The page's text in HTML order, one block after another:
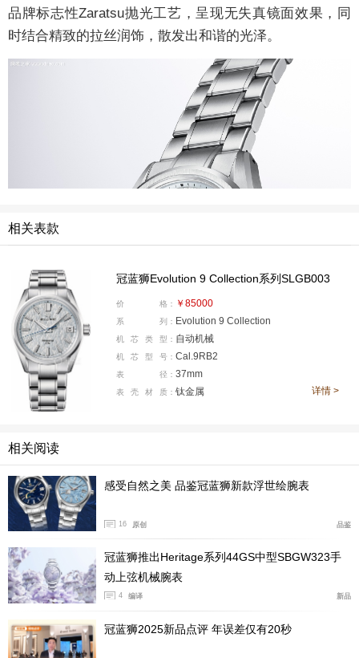
品牌标志性Zaratsu抛光工艺，呈现无失真镜面效果，同
时结合精致的拉丝润饰，散发出和谐的光泽。
SLGB003腕表于2025年日内瓦“钟表与奇迹”高级钟表
展上首次亮相，并在同年晚些时候获得日内瓦高级钟表大
赏男士表类别提名。该腕表所搭载的冠蓝狮Spring Driv
e Caliber 9RB2机芯年均误差±20秒，是目前最精准的发
条驱动腕表机芯。（图/文 腕表之家 许朝阳）
相关表款
冠蓝狮Evolution 9 Collection系列SLGB003
价 格： ￥85000
系 列： Evolution 9 Collection
机 芯 类 型： 自动机械
机 芯 型 号： Cal.9RB2
表 径： 37mm
表 壳 材 质： 钛金属 详情 >
相关阅读
感受自然之美 品鉴冠蓝狮新款浮世绘腕表
16 原创 品鉴
冠蓝狮推出Heritage系列44GS中型SBGW323手
动上弦机械腕表
4 编译 新品
冠蓝狮2025新品点评 年误差仅有20秒